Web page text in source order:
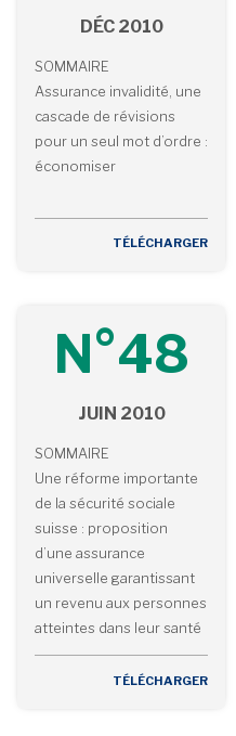
DÉC 2010
SOMMAIRE
Assurance invalidité, une
cascade de révisions
pour un seul mot d’ordre :
économiser
TÉLÉCHARGER
N°48
JUIN 2010
SOMMAIRE
Une réforme importante
de la sécurité sociale
suisse : proposition
d’une assurance
universelle garantissant
un revenu aux personnes
atteintes dans leur santé
TÉLÉCHARGER